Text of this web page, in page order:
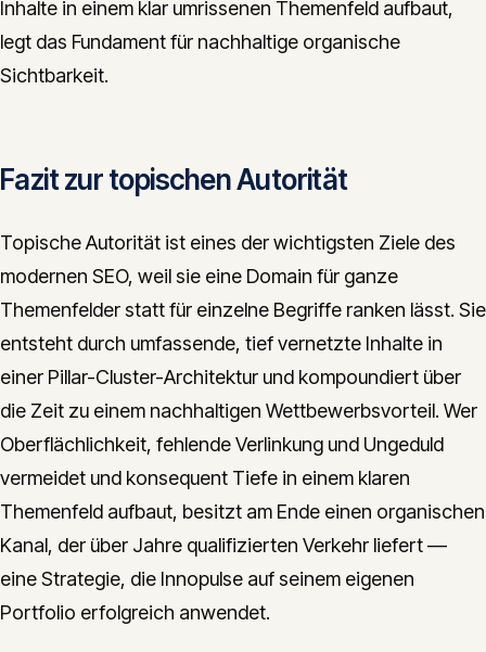
Inhalte in einem klar umrissenen Themenfeld aufbaut,
legt das Fundament für nachhaltige organische
Sichtbarkeit.
Fazit zur topischen Autorität
Topische Autorität ist eines der wichtigsten Ziele des
modernen SEO, weil sie eine Domain für ganze
Themenfelder statt für einzelne Begriffe ranken lässt. Sie
entsteht durch umfassende, tief vernetzte Inhalte in
einer Pillar-Cluster-Architektur und kompoundiert über
die Zeit zu einem nachhaltigen Wettbewerbsvorteil. Wer
Oberflächlichkeit, fehlende Verlinkung und Ungeduld
vermeidet und konsequent Tiefe in einem klaren
Themenfeld aufbaut, besitzt am Ende einen organischen
Kanal, der über Jahre qualifizierten Verkehr liefert —
eine Strategie, die Innopulse auf seinem eigenen
Portfolio erfolgreich anwendet.